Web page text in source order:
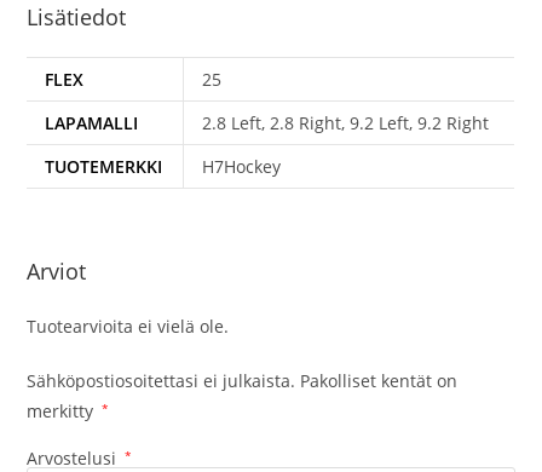
Lisätiedot
FLEX
25
LAPAMALLI
2.8 Left, 2.8 Right, 9.2 Left, 9.2 Right
TUOTEMERKKI
H7Hockey
Arviot
Tuotearvioita ei vielä ole.
Sähköpostiosoitettasi ei julkaista. Pakolliset kentät on
merkitty *
Arvostelusi *